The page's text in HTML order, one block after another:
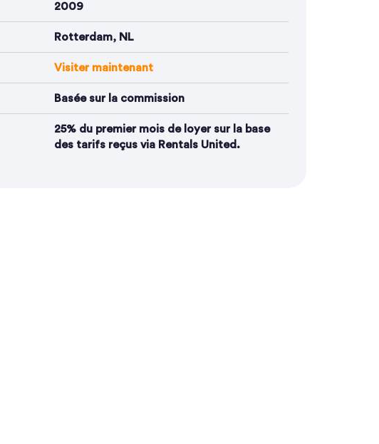
2009
Rotterdam, NL
Visiter maintenant
Basée sur la commission
25% du premier mois de loyer sur la base
des tarifs reçus via Rentals United.